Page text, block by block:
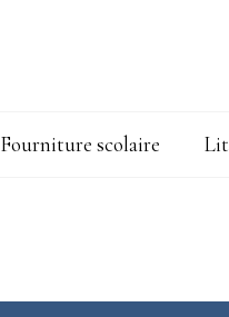
Fourniture scolaire